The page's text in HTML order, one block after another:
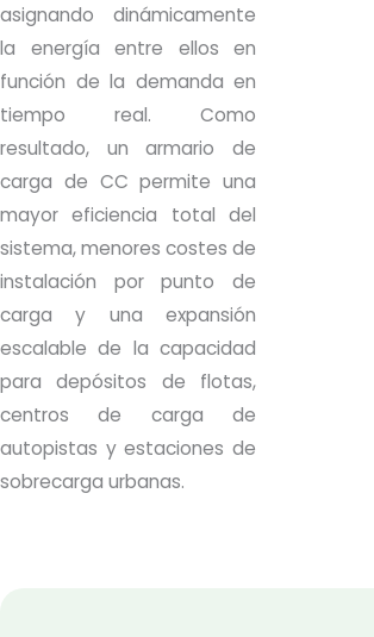
asignando dinámicamente
la energía entre ellos en
función de la demanda en
tiempo real. Como
resultado, un armario de
carga de CC permite una
mayor eficiencia total del
sistema, menores costes de
instalación por punto de
carga y una expansión
escalable de la capacidad
para depósitos de flotas,
centros de carga de
autopistas y estaciones de
sobrecarga urbanas.